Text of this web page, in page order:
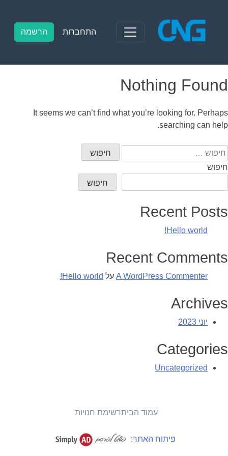
content
התחברות הרשמה
Nothing Found
It seems we can’t find what you’re looking for. Perhaps
searching can help.
חיפוש:
חיפוש
חיפוש
Recent Posts
Hello world!
Recent Comments
A WordPress Commenter על Hello world!
Archives
יוני 2023
Categories
Uncategorized
עמוד הביתרשימת חנויות
פיתוח האתר: